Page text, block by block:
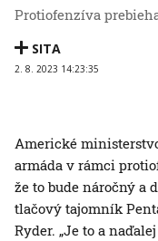
Protiofenzíva
SITA
2. 8. 2023 14:23:35
Americké
armáda v rámci
že to bude náročný a
tlačový tajomník
Ryder. „Je to a